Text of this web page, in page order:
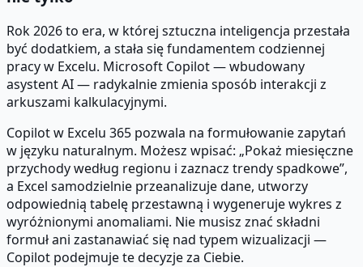
Rok 2026 to era, w której sztuczna inteligencja przestała
być dodatkiem, a stała się fundamentem codziennej
pracy w Excelu. Microsoft Copilot — wbudowany
asystent AI — radykalnie zmienia sposób interakcji z
arkuszami kalkulacyjnymi.
Copilot w Excelu 365 pozwala na formułowanie zapytań
w języku naturalnym. Możesz wpisać: „Pokaż miesięczne
przychody według regionu i zaznacz trendy spadkowe”,
a Excel samodzielnie przeanalizuje dane, utworzy
odpowiednią tabelę przestawną i wygeneruje wykres z
wyróżnionymi anomaliami. Nie musisz znać składni
formuł ani zastanawiać się nad typem wizualizacji —
Copilot podejmuje te decyzje za Ciebie.